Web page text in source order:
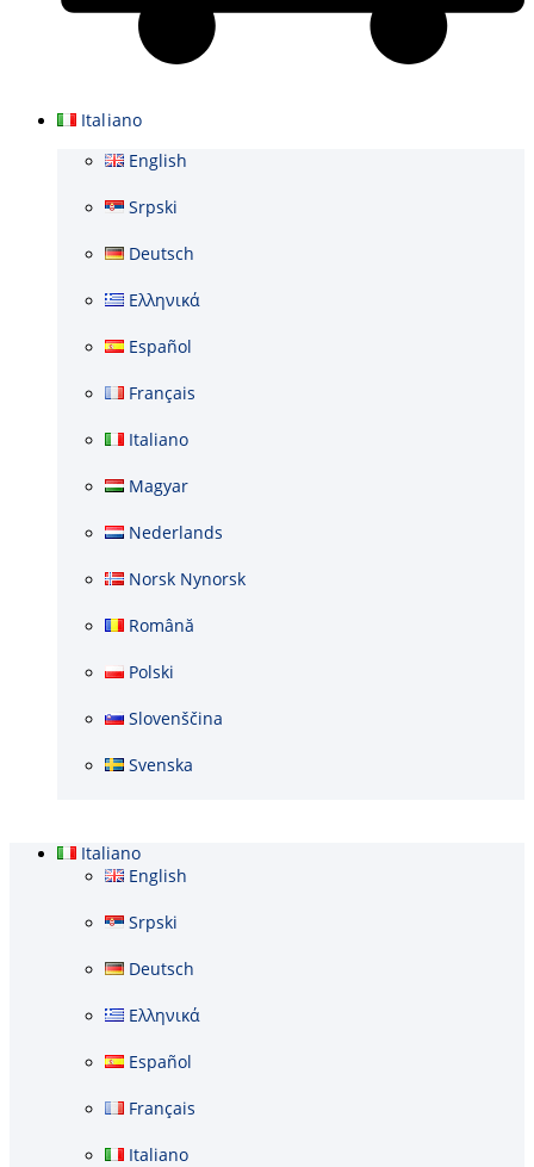
Italiano
English
Srpski
Deutsch
Ελληνικά
Español
Français
Italiano
Magyar
Nederlands
Norsk Nynorsk
Română
Polski
Slovenščina
Svenska
Italiano
English
Srpski
Deutsch
Ελληνικά
Español
Français
Italiano